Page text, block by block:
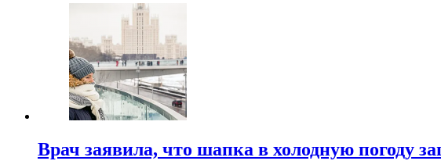
Врач заявила, что шапка в холодную погоду